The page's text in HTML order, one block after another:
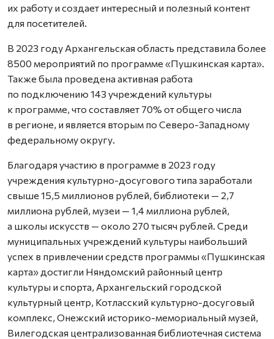
их работу и создает интересный и полезный контент
для посетителей.
В 2023 году Архангельская область представила более
8500 мероприятий по программе «Пушкинская карта».
Также была проведена активная работа
по подключению 143 учреждений культуры
к программе, что составляет 70% от общего числа
в регионе, и является вторым по Северо-Западному
федеральному округу.
Благодаря участию в программе в 2023 году
учреждения культурно-досугового типа заработали
свыше 15,5 миллионов рублей, библиотеки — 2,7
миллиона рублей, музеи — 1,4 миллиона рублей,
а школы искусств — около 270 тысяч рублей. Среди
муниципальных учреждений культуры наибольший
успех в привлечении средств программы «Пушкинская
карта» достигли Няндомский районный центр
культуры и спорта, Архангельский городской
культурный центр, Котласский культурно-досуговый
комплекс, Онежский историко-мемориальный музей,
Вилегодская централизованная библиотечная система